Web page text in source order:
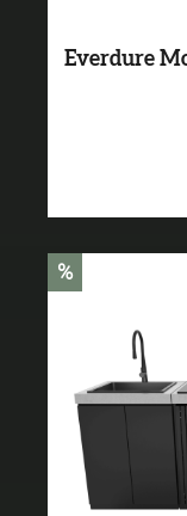
Everdure
%